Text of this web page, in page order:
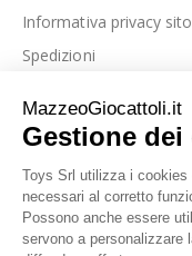
Informativa privacy sito
Spedizioni
La nostra azienda
Le nostre recensioni
Blog
Dove siamo